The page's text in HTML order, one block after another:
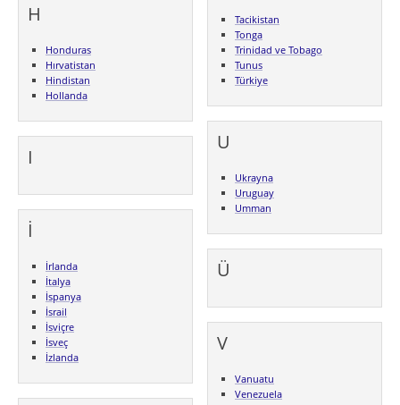
H
Honduras
Hırvatistan
Hindistan
Hollanda
I
İ
İrlanda
İtalya
İspanya
İsrail
İsviçre
İsveç
İzlanda
Tacikistan
Tonga
Trinidad ve Tobago
Tunus
Türkiye
U
Ukrayna
Uruguay
Umman
Ü
V
Vanuatu
Venezuela